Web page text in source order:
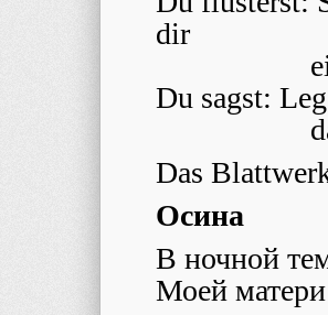
dir
Du sagst:
Das
Осина
В ночной
Моей